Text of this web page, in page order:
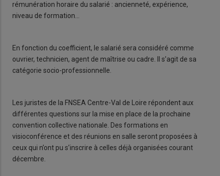
rémunération horaire du salarié : ancienneté, expérience,
niveau de formation…
En fonction du coefficient, le salarié sera considéré comme
ouvrier, technicien, agent de maîtrise ou cadre. Il s’agit de sa
catégorie socio-professionnelle.
Les juristes de la FNSEA Centre-Val de Loire répondent aux
différentes questions sur la mise en place de la prochaine
convention collective nationale. Des formations en
visioconférence et des réunions en salle seront proposées à
ceux qui n’ont pu s’inscrire à celles déjà organisées courant
décembre.